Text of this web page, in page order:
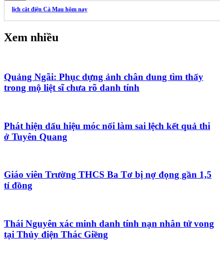
lịch cắt điện Cà Mau hôm nay
Xem nhiều
Quảng Ngãi: Phục dựng ảnh chân dung tìm thấy
trong mộ liệt sĩ chưa rõ danh tính
Phát hiện dấu hiệu móc nối làm sai lệch kết quả thi
ở Tuyên Quang
Giáo viên Trường THCS Ba Tơ bị nợ đọng gần 1,5
tỉ đồng
Thái Nguyên xác minh danh tính nạn nhân tử vong
tại Thủy điện Thác Giềng